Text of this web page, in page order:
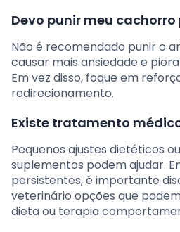
Devo punir meu cachorro
Não é recomendado punir o
causar mais ansiedade e
Em vez disso, foque em
redirecionamento.
Existe tratamento
Pequenos ajustes dietéticos
suplementos podem ajudar.
persistentes, é importante
veterinário opções que
dieta ou terapia